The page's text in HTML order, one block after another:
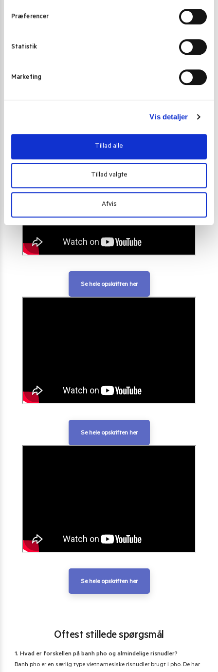
Præferencer
Statistik
Marketing
Vis detaljer
Tillad alle
Tillad valgte
Afvis
Se hele opskriften her
Se hele opskriften her
Se hele opskriften her
Se hele opskriften her
Oftest stillede spørgsmål
1. Hvad er forskellen på banh pho og almindelige risnudler?
Banh pho er en særlig type vietnamesiske risnudler brugt i pho. De har